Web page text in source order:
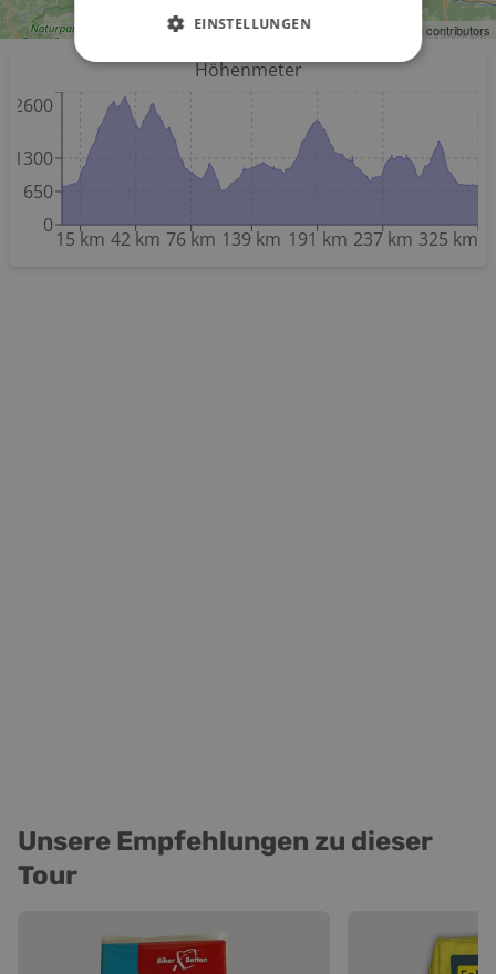
Leaflet OpenStreetMapcontributors
Höhenmeter
15 km 42 km 76 km 139 km 191 km 237 km 325 km
0
650
1300
2600
Unsere Empfehlungen zu dieser
Tour
EINSTELLUNGEN